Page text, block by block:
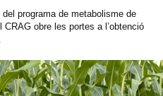
programa de metabolisme de
obre les portes a l’obtenció